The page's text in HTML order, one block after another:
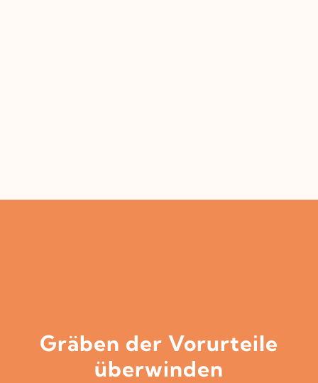
Gräben der Vorurteile
überwinden